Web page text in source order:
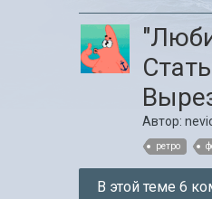
Автор:
ретро
В этой теме 6